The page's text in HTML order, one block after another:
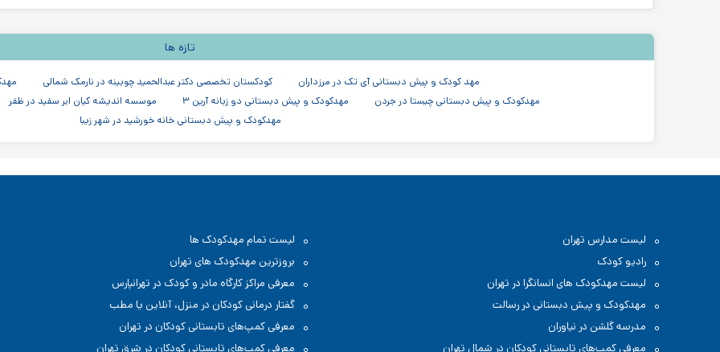
تازه ها
مهد کودک و پیش دبستانی آی تک در مرزداران کودکستان تخصصی دکتر عبدالحمید چوبینه در نارمک شمالی
مهدکودک و پیش دبستانی چیستا در جردن
مهدکودک و پیش دبستانی دو زبانه آرین ۳ موسسه اندیشه کیان ابر سفید در ظفر
مهدکودک و پیش دبستانی خانه خورشید در شهر زیبا
لیست مدارس تهران
لیست تمام مهدکودک ها
رادیو کودک
بروزترین مهدکودک های تهران
لیست مهدکودک های انسانگرا در تهران
معرفی مراکز کارگاه مادر و کودک در تهرانپارس
مهدکودک و پیش دبستانی در رسالت
گفتار درمانی کودکان در منزل، آنلاین یا مطب
مدرسه گلشن در نیاوران
معرفی کمپ‌های تابستانی کودکان در تهران
معرفی کمپ‌های تابستانی کودکان در شمال تهران
معرفی کمپ‌های تابستانی کودکان در شرق تهران